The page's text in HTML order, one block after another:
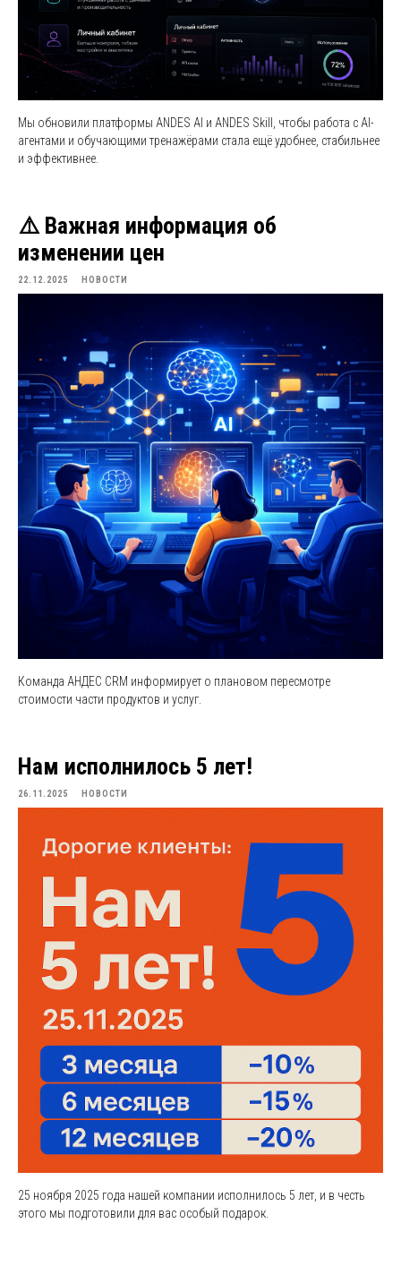
Мы обновили платформы ANDES AI и ANDES Skill, чтобы работа с AI-
агентами и обучающими тренажёрами стала ещё удобнее, стабильнее
и эффективнее.
⚠️ Важная информация об
изменении цен
22.12.2025 НОВОСТИ
Команда АНДЕС CRM информирует о плановом пересмотре
стоимости части продуктов и услуг.
Нам исполнилось 5 лет!
26.11.2025 НОВОСТИ
25 ноября 2025 года нашей компании исполнилось 5 лет, и в честь
этого мы подготовили для вас особый подарок.